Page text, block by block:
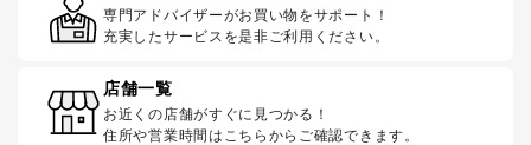
専門アドバイザーがお買い物をサポート！
充実したサービスを是非ご利用ください。
店舗一覧
お近くの店舗がすぐに見つかる！
住所や営業時間はこちらからご確認できます。